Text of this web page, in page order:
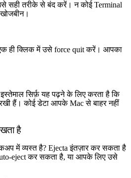
सही तरीके से बंद करें। न कोई Terminal
एक ही क्लिक में उसे force quit करें। आपका
सिर्फ़ यह पढ़ने के लिए करता है कि
हैं। कोई डेटा आपके Mac से बाहर नहीं
है
में व्यस्त है? Ejecta इंतज़ार कर सकता है
eject कर सकता है, या आपके लिए उसे